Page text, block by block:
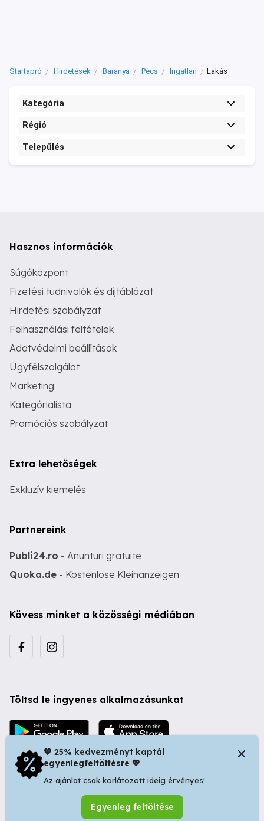
Startapró Hirdetések Baranya Pécs Ingatlan Lakás
Kategória
Régió
Település
Hasznos információk
Súgóközpont
Fizetési tudnivalók és díjtáblázat
Hirdetési szabályzat
Felhasználási feltételek
Adatvédelmi beállítások
Ügyfélszolgálat
Marketing
Kategórialista
Promóciós szabályzat
Extra lehetőségek
Exkluzív kiemelés
Partnereink
Publi24.ro - Anunturi gratuite
Quoka.de - Kostenlose Kleinanzeigen
Kövess minket a közösségi médiában
Töltsd le ingyenes alkalmazásunkat
© 2026 Startapró S.R.L. | Bulevardul Dacia nr 34, Oradea
410346, Romania | Tax ID: RO44483373 -
Ingyenes
💖 25% kedvezményt kaptál
egyenlegfeltöltésre 💖
Az ajánlat csak korlátozott ideig érvényes!
Egyenleg feltöltése